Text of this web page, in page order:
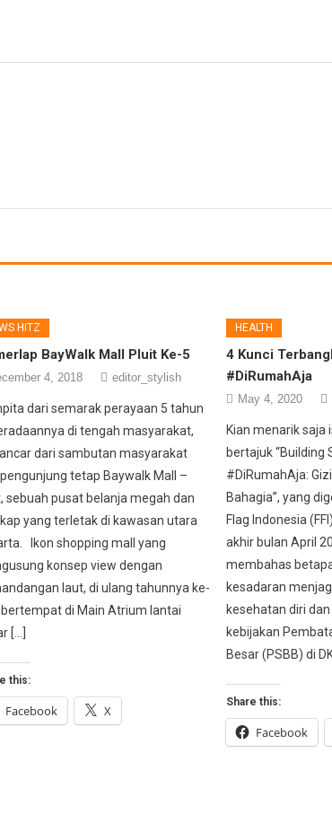
HITZ
BayWalk Mall Pluit Ke-5
4, 2018 editor_stylish
dari semarak perayaan 5 tahun
di tengah masyarakat,
dari sambutan masyarakat
tetap Baywalk Mall –
sebuah pusat belanja megah dan
yang terletak di kawasan utara
Ikon shopping mall yang
konsep view dengan
laut, di ulang tahunnya ke-
di Main Atrium lantai
[…]
this:
Facebook X
HEALTH
4 Kunci
#DiRumahAja
May 4, 2020
Kian menarik
bertajuk “Building
#DiRumahAja:
Bahagia”, yang
Flag Indonesia
akhir bulan April
membahas
kesadaran
kesehatan diri
kebijakan
Besar (PSBB) di
Share this:
Facebook